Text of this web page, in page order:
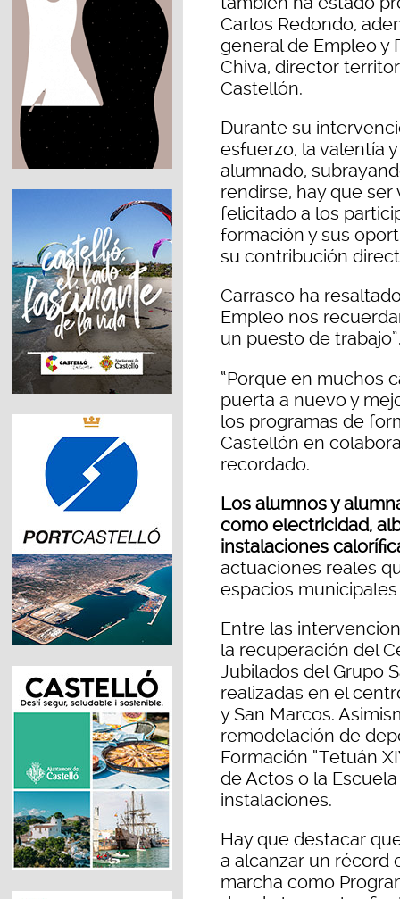
Carlos Redondo,
general de Empleo y
Chiva, director
Castellón.
Durante su
esfuerzo, la valentía
alumnado,
rendirse, hay que ser
felicitado a los
formación y sus
su contribución
Carrasco ha
Empleo nos
un puesto de
“Porque en muchos
puerta a nuevo y
los programas de
Castellón en
recordado.
Los alumnos y
como electricidad,
instalaciones
actuaciones reales
espacios
Entre las
la recuperación del
Jubilados del Grupo
realizadas en el
y San Marcos.
remodelación de
Formación “Tetuán
de Actos o la
instalaciones.
Hay que destacar
a alcanzar un récord
marcha como